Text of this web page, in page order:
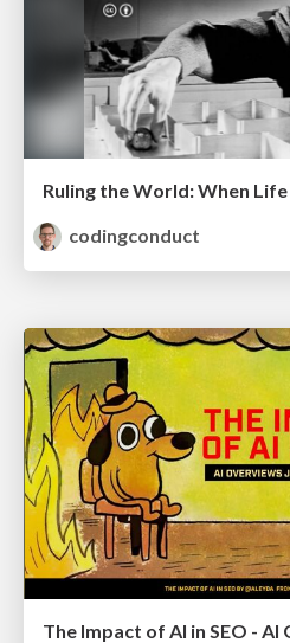
Ruling the World: When
codingconduct